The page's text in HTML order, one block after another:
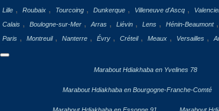
Lille , Roubaix , Tourcoing , Dunkerque , Villeneuve d'Ascq ,
Calais , Boulogne-sur-Mer , Arras , Liévin , Lens , Hénin-Beaumont ,
Paris , Montreuil , Nanterre , Évry , Créteil , Meaux , Versailles ,
Marabout Hdiakhaba en Yvelines 78
Marabout Hdiakhaba en Bourgogne-Franche-Comté